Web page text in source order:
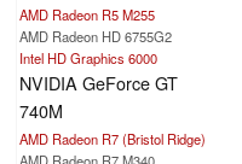
AMD Radeon R5 M255
AMD Radeon HD 6755G2
Intel HD Graphics 6000
NVIDIA GeForce GT
740M
AMD Radeon R7 (Bristol Ridge)